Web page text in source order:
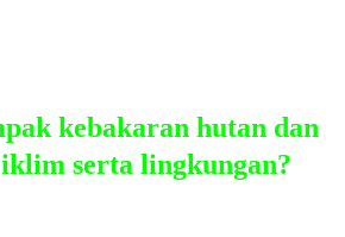
kebakaran hutan dan
serta lingkungan?